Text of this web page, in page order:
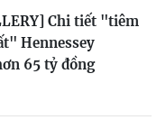
Chi tiết "tiêm
Hennessey
65 tỷ đồng